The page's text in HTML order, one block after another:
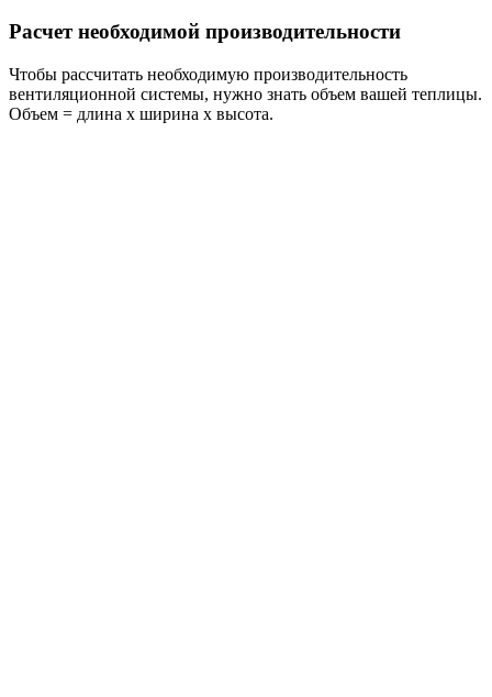
Расчет необходимой производительности
Чтобы рассчитать необходимую производительность
вентиляционной системы, нужно знать объем вашей теплицы.
Объем = длина х ширина х высота.